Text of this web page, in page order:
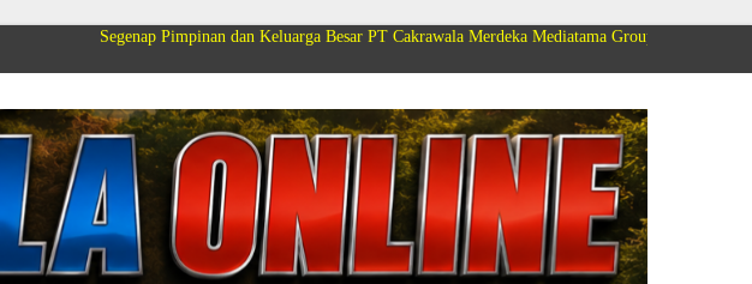
Segenap Pimpinan dan Keluarga Besar PT Cakrawala Merdeka Mediatama Group Mengucapkan Selamat